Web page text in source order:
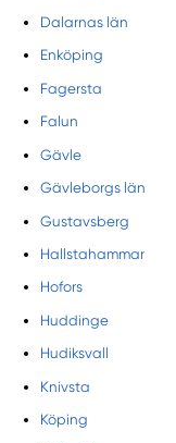
Dalarnas län
Enköping
Fagersta
Falun
Gävle
Gävleborgs län
Gustavsberg
Hallstahammar
Hofors
Huddinge
Hudiksvall
Knivsta
Köping